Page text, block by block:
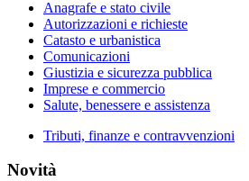
Anagrafe e stato civile
Autorizzazioni e richieste
Catasto e urbanistica
Comunicazioni
Giustizia e sicurezza pubblica
Imprese e commercio
Salute, benessere e assistenza
Tributi, finanze e contravvenzioni
Novità